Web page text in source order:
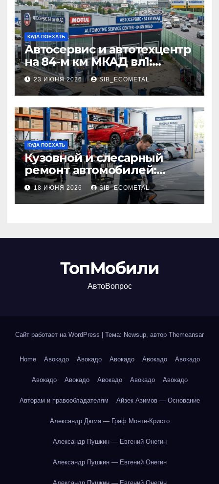
КУДА ПОЕХАТЬ
Автосервис и автотехцентр
на 84-м км МКАД вл1:
описание услуг и режим
работы
23 ИЮНЯ 2026 SIB_ECOMETAL
КУДА ПОЕХАТЬ
Кузовной и слесарный
ремонт автомобилей:
наличие оригинальных
запчастей производителя
и сроки выполнения работ
18 ИЮНЯ 2026 SIB_ECOMETAL
ТопМобили
АвтоВопрос
Сайт работает на WordPress Тема: Newsup, автор Themeansar
Home Авокадо Авокадо Авокадо Авокадо Авокадо
Авокадо Авокадо Авокадо Авокадо Авокадо
Авторам и правообладателям Айзек Азимов — Основание
Александр Дюма — Граф Монте-Кристо
Александр Пушкин — Евгений Онегин
Александр Пушкин — Евгений Онегин